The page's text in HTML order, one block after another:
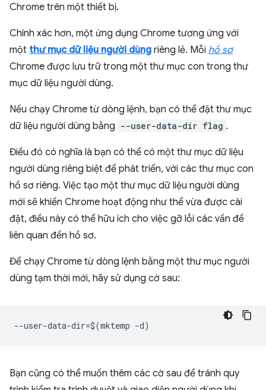
Chrome trên một thiết bị.
Chính xác hơn, một ứng dụng Chrome tương ứng với
một thư mục dữ liệu người dùng riêng lẻ. Mỗi hồ sơ
Chrome được lưu trữ trong một thư mục con trong thư
mục dữ liệu người dùng.
Nếu chạy Chrome từ dòng lệnh, bạn có thể đặt thư mục
dữ liệu người dùng bằng --user-data-dir flag .
Điều đó có nghĩa là bạn có thể có một thư mục dữ liệu
người dùng riêng biệt để phát triển, với các thư mục con
hồ sơ riêng. Việc tạo một thư mục dữ liệu người dùng
mới sẽ khiến Chrome hoạt động như thể vừa được cài
đặt, điều này có thể hữu ích cho việc gỡ lỗi các vấn đề
liên quan đến hồ sơ.
Để chạy Chrome từ dòng lệnh bằng một thư mục người
dùng tạm thời mới, hãy sử dụng cờ sau:
Bạn cũng có thể muốn thêm các cờ sau để tránh quy